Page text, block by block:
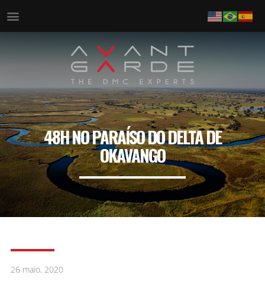
48H NO PARAÍSO DO DELTA DE
OKAVANGO
26 maio, 2020